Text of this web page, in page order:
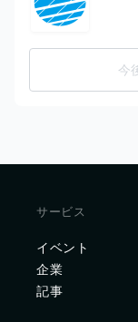
今
サービス
イベント
企業
記事